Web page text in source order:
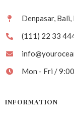
Denpasar, Bali,
(111) 22 33
Mon - Fri /
INFORMATION